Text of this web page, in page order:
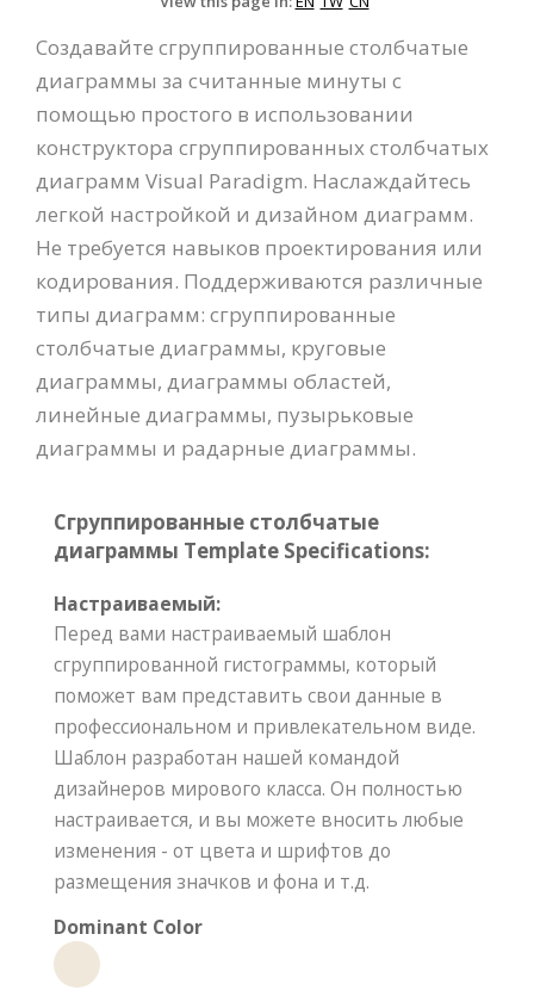
Создавайте сгруппированные столбчатые
диаграммы за считанные минуты с
помощью простого в использовании
конструктора сгруппированных столбчатых
диаграмм Visual Paradigm. Наслаждайтесь
легкой настройкой и дизайном диаграмм.
Не требуется навыков проектирования или
кодирования. Поддерживаются различные
типы диаграмм: сгруппированные
столбчатые диаграммы, круговые
диаграммы, диаграммы областей,
линейные диаграммы, пузырьковые
диаграммы и радарные диаграммы.
Сгруппированные столбчатые
диаграммы Template Specifications:
Настраиваемый:
Перед вами настраиваемый шаблон
сгруппированной гистограммы, который
поможет вам представить свои данные в
профессиональном и привлекательном виде.
Шаблон разработан нашей командой
дизайнеров мирового класса. Он полностью
настраивается, и вы можете вносить любые
изменения - от цвета и шрифтов до
размещения значков и фона и т.д.
Dominant Color